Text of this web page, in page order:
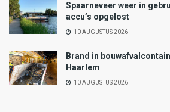
Spaarneveer weer in
accu’s opgelost
10 AUGUSTUS 2026
Brand in
Haarlem
10 AUGUSTUS 2026